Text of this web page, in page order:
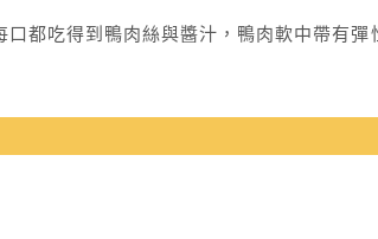
都吃得到鴨肉絲與醬汁，鴨肉軟中帶有彈